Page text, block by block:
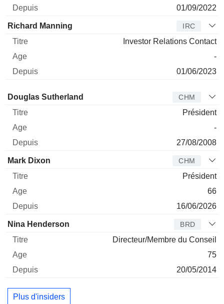
01/09/2022
Richard Manning IRC
Investor Relations Contact
-
01/06/2023
Administrateur Titre
Douglas Sutherland CHM
Président
-
27/08/2008
Mark Dixon CHM
Président
66
16/06/2026
Nina Henderson BRD
Directeur/Membre du Conseil
75
20/05/2014
Plus d'insiders